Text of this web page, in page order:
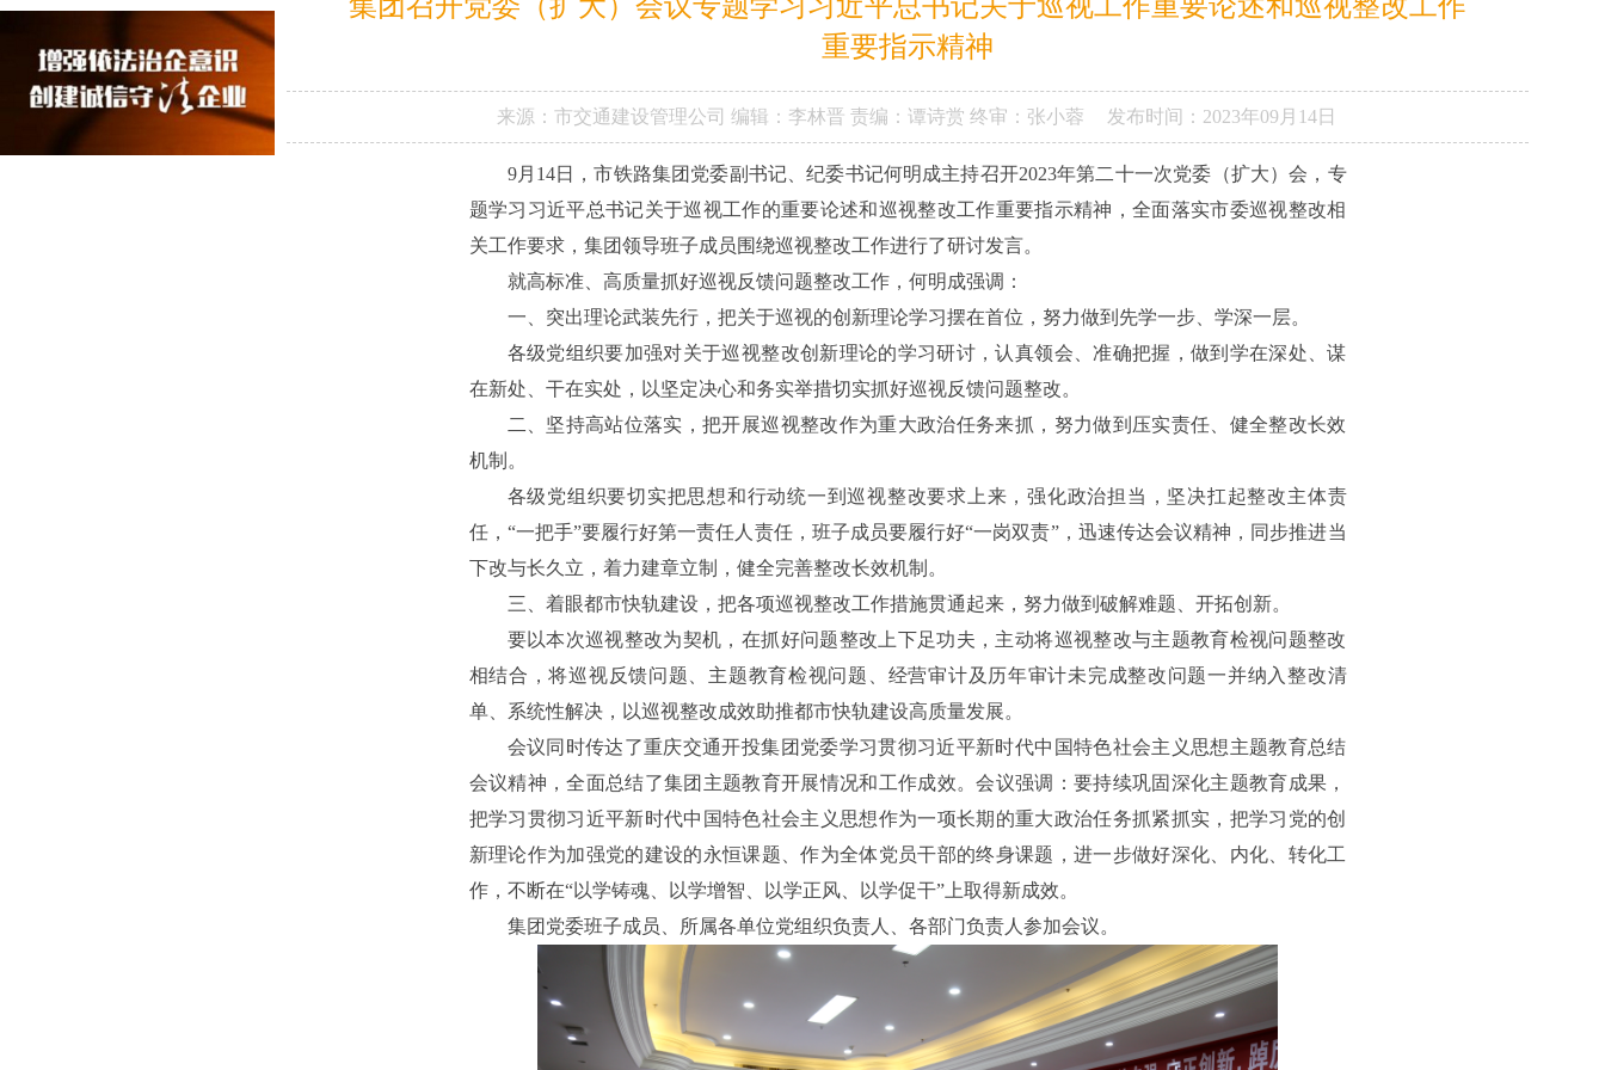
重要指示精神
来源： 市交通建设管理公司 编辑：李林晋 责编：谭诗赏 终审：张小蓉 发布时间： 2023年09月14日
9月14日，市铁路集团党委副书记、纪委书记何明成主持召开2023年第二十一次党委（扩大）会，专
题学习习近平总书记关于巡视工作的重要论述和巡视整改工作重要指示精神，全面落实市委巡视整改相
关工作要求，集团领导班子成员围绕巡视整改工作进行了研讨发言。
就高标准、高质量抓好巡视反馈问题整改工作，何明成强调：
一、突出理论武装先行，把关于巡视的创新理论学习摆在首位，努力做到先学一步、学深一层。
各级党组织要加强对关于巡视整改创新理论的学习研讨，认真领会、准确把握，做到学在深处、谋
在新处、干在实处，以坚定决心和务实举措切实抓好巡视反馈问题整改。
二、坚持高站位落实，把开展巡视整改作为重大政治任务来抓，努力做到压实责任、健全整改长效
机制。
各级党组织要切实把思想和行动统一到巡视整改要求上来，强化政治担当，坚决扛起整改主体责
任，“一把手”要履行好第一责任人责任，班子成员要履行好“一岗双责”，迅速传达会议精神，同步推进当
下改与长久立，着力建章立制，健全完善整改长效机制。
三、着眼都市快轨建设，把各项巡视整改工作措施贯通起来，努力做到破解难题、开拓创新。
要以本次巡视整改为契机，在抓好问题整改上下足功夫，主动将巡视整改与主题教育检视问题整改
相结合，将巡视反馈问题、主题教育检视问题、经营审计及历年审计未完成整改问题一并纳入整改清
单、系统性解决，以巡视整改成效助推都市快轨建设高质量发展。
会议同时传达了重庆交通开投集团党委学习贯彻习近平新时代中国特色社会主义思想主题教育总结
会议精神，全面总结了集团主题教育开展情况和工作成效。会议强调：要持续巩固深化主题教育成果，
把学习贯彻习近平新时代中国特色社会主义思想作为一项长期的重大政治任务抓紧抓实，把学习党的创
新理论作为加强党的建设的永恒课题、作为全体党员干部的终身课题，进一步做好深化、内化、转化工
作，不断在“以学铸魂、以学增智、以学正风、以学促干”上取得新成效。
集团党委班子成员、所属各单位党组织负责人、各部门负责人参加会议。